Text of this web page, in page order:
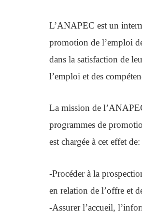
L’ANAPEC est un
promotion de l’emploi
dans la satisfaction de
l’emploi et des
La mission de
programmes de
est chargée à cet effet de:
-Procéder à la
en relation de l’offre et
-Assurer l’accueil,